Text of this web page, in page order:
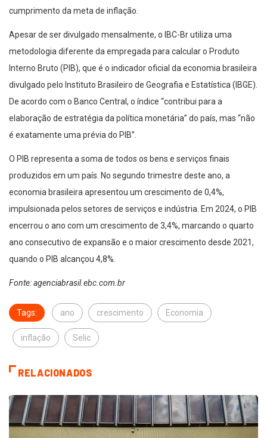
cumprimento da meta de inflação.
Apesar de ser divulgado mensalmente, o IBC-Br utiliza uma
metodologia diferente da empregada para calcular o Produto
Interno Bruto (PIB), que é o indicador oficial da economia brasileira
divulgado pelo Instituto Brasileiro de Geografia e Estatística (IBGE).
De acordo com o Banco Central, o índice “contribui para a
elaboração de estratégia da política monetária” do país, mas “não
é exatamente uma prévia do PIB”.
O PIB representa a soma de todos os bens e serviços finais
produzidos em um país. No segundo trimestre deste ano, a
economia brasileira apresentou um crescimento de 0,4%,
impulsionada pelos setores de serviços e indústria. Em 2024, o PIB
encerrou o ano com um crescimento de 3,4%, marcando o quarto
ano consecutivo de expansão e o maior crescimento desde 2021,
quando o PIB alcançou 4,8%.
Fonte: agenciabrasil.ebc.com.br
Tags: ano crescimento Economia
inflação Selic
RELACIONADOS